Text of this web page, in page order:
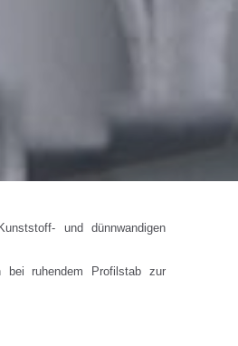
und dünnwandigen
bei ruhendem Profilstab zur